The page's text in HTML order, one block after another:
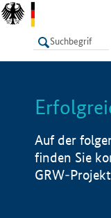
LISTE
Auf der
finden Sie
GRW-